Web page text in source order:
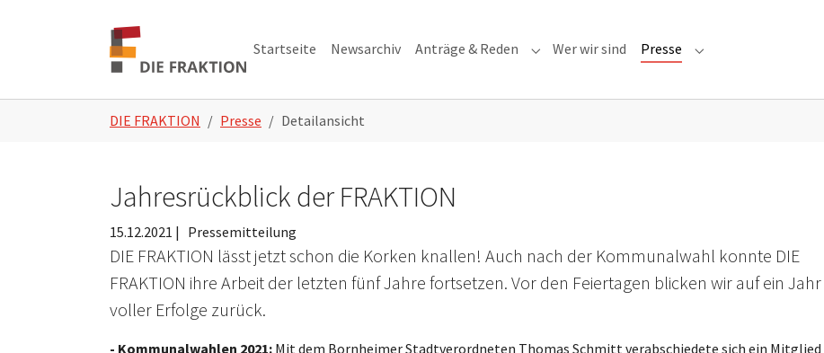
Startseite Newsarchiv Anträge & Reden Submenu for "Anträge & Reden"
Wer wir sind Presse Submenu for "Presse"
DIE FRAKTION Presse Detailansicht
Jahresrückblick der FRAKTION
15.12.2021 | Pressemitteilung
DIE FRAKTION lässt jetzt schon die Korken knallen! Auch nach der Kommunalwahl konnte DIE
FRAKTION ihre Arbeit der letzten fünf Jahre fortsetzen. Vor den Feiertagen blicken wir auf ein Jahr
voller Erfolge zurück.
- Kommunalwahlen 2021: Mit dem Bornheimer Stadtverordneten Thomas Schmitt verabschiedete sich ein Mitglied